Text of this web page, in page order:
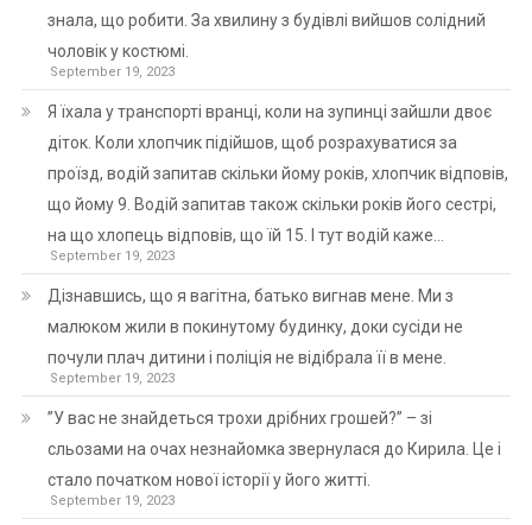
знала, що робити. За хвилину з будівлі вийшов солідний
чоловік у костюмі.
September 19, 2023
Я їхала у транспорті вранці, коли на зупинці зайшли двоє
діток. Коли хлопчик підійшов, щоб розрахуватися за
проїзд, водій запитав скільки йому років, хлопчик відповів,
що йому 9. Водій запитав також скільки років його сестрі,
на що хлопець відповів, що їй 15. І тут водій каже…
September 19, 2023
Дізнавшись, що я вагітна, батько вигнав мене. Ми з
малюком жили в покинутому будинку, доки сусіди не
почули плач дитини і поліція не відібрала її в мене.
September 19, 2023
”У вас не знайдеться трохи дрібних грошей?” – зі
сльозами на очах незнайомка звернулася до Кирила. Це і
стало початком нової історії у його житті.
September 19, 2023